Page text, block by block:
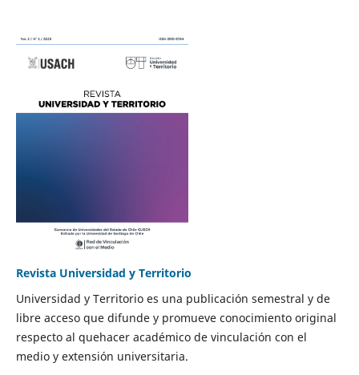
Revista Universidad y Territorio
Universidad y Territorio es una publicación semestral y de
libre acceso que difunde y promueve conocimiento original
respecto al quehacer académico de vinculación con el
medio y extensión universitaria.